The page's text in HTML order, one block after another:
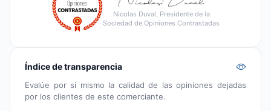
Nicolas Duval, Presidente de la
Sociedad de Opiniones Contrastadas
Índice de transparencia
Evalúe por sí mismo la calidad de las opiniones dejadas
por los clientes de este comerciante.